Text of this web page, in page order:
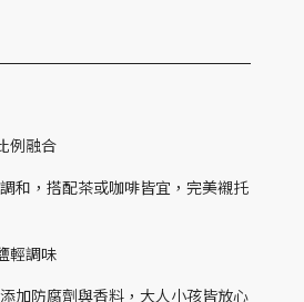
例融合
和，搭配茶或咖啡皆宜，完美襯托
輕調味
加防腐劑與香料，大人小孩皆放心